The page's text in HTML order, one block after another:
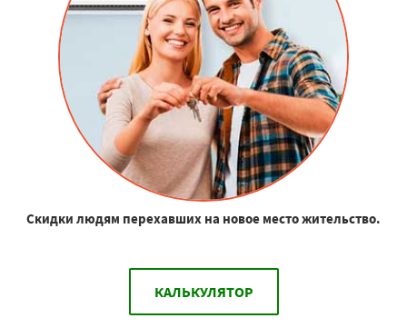
Скидки людям перехавших на новое место жительство.
КАЛЬКУЛЯТОР